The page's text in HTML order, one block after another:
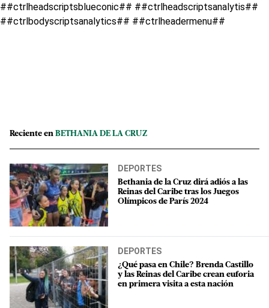
##ctrlheadscriptsblueconic## ##ctrlheadscriptsanalytis##
##ctrlbodyscriptsanalytics## ##ctrlheadermenu##
Reciente en BETHANIA DE LA CRUZ
DEPORTES
Bethania de la Cruz dirá adiós a las
Reinas del Caribe tras los Juegos
Olímpicos de París 2024
DEPORTES
¿Qué pasa en Chile? Brenda Castillo
y las Reinas del Caribe crean euforia
en primera visita a esta nación